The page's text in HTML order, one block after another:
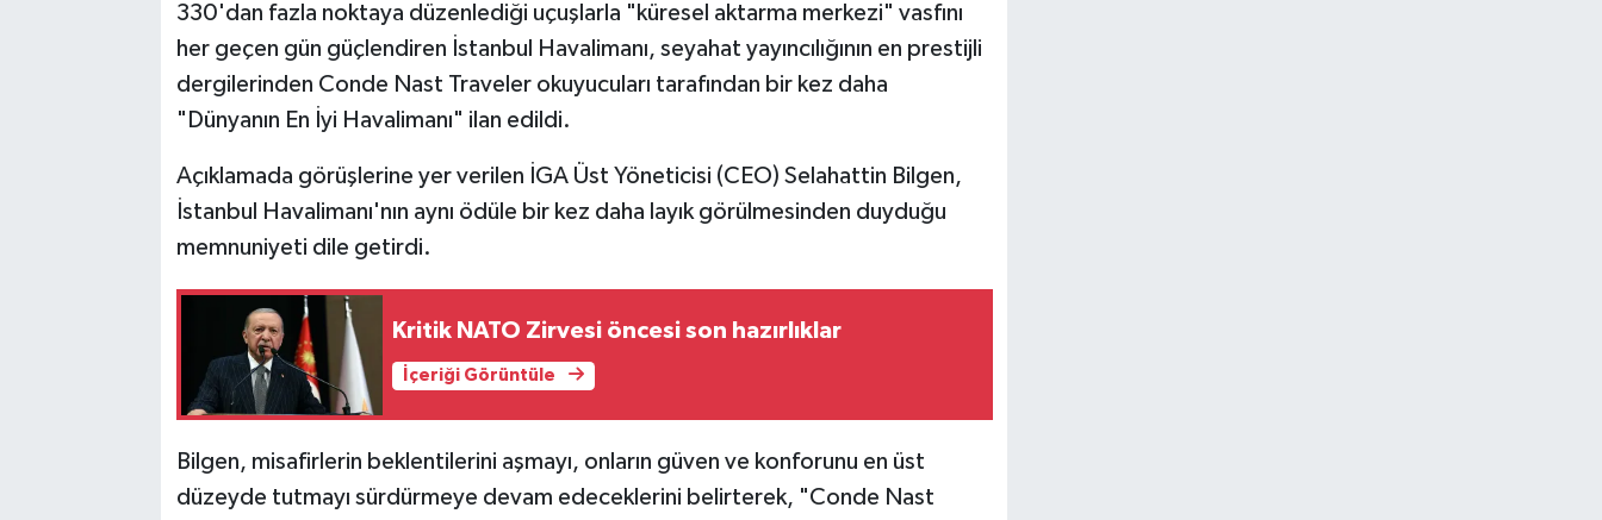
330'dan fazla noktaya düzenlediği uçuşlarla "küresel aktarma merkezi" vasfını
her geçen gün güçlendiren İstanbul Havalimanı, seyahat yayıncılığının en prestijli
dergilerinden Conde Nast Traveler okuyucuları tarafından bir kez daha
"Dünyanın En İyi Havalimanı" ilan edildi.
Açıklamada görüşlerine yer verilen İGA Üst Yöneticisi (CEO) Selahattin Bilgen,
İstanbul Havalimanı'nın aynı ödüle bir kez daha layık görülmesinden duyduğu
memnuniyeti dile getirdi.
Kritik NATO Zirvesi öncesi son hazırlıklar
İçeriği Görüntüle
Bilgen, misafirlerin beklentilerini aşmayı, onların güven ve konforunu en üst
düzeyde tutmayı sürdürmeye devam edeceklerini belirterek, "Conde Nast